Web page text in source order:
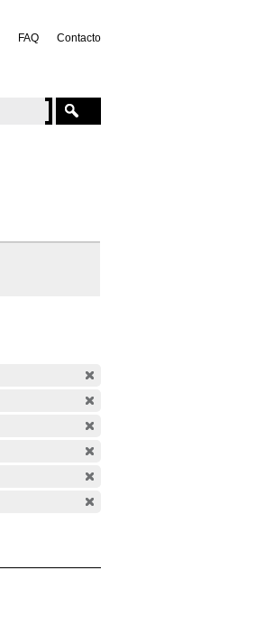
FAQ Contacto